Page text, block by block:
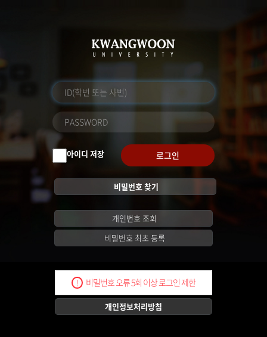
아이디 저장 로그인
비밀번호 찾기
개인번호 조회
비밀번호 최초 등록
! 비밀번호 오류 5회 이상 로그인 제한
개인정보처리방침